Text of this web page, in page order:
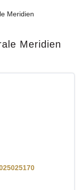
Meridien
Meridien